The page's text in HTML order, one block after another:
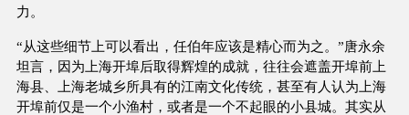
力。
“从这些细节上可以看出，任伯年应该是精心而为之。”唐永余
坦言，因为上海开埠后取得辉煌的成就，往往会遮盖开埠前上
海县、上海老城乡所具有的江南文化传统，甚至有人认为上海
开埠前仅是一个小渔村，或者是一个不起眼的小县城。其实从